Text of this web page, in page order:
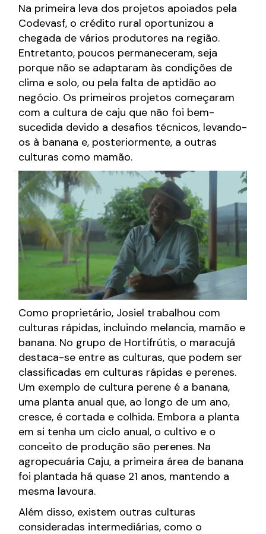
Na primeira leva dos projetos apoiados pela
Codevasf, o crédito rural oportunizou a
chegada de vários produtores na região.
Entretanto, poucos permaneceram, seja
porque não se adaptaram às condições de
clima e solo, ou pela falta de aptidão ao
negócio. Os primeiros projetos começaram
com a cultura de caju que não foi bem-
sucedida devido a desafios técnicos, levando-
os à banana e, posteriormente, a outras
culturas como mamão.
Como proprietário, Josiel trabalhou com
culturas rápidas, incluindo melancia, mamão e
banana. No grupo de Hortifrútis, o maracujá
destaca-se entre as culturas, que podem ser
classificadas em culturas rápidas e perenes.
Um exemplo de cultura perene é a banana,
uma planta anual que, ao longo de um ano,
cresce, é cortada e colhida. Embora a planta
em si tenha um ciclo anual, o cultivo e o
conceito de produção são perenes. Na
agropecuária Caju, a primeira área de banana
foi plantada há quase 21 anos, mantendo a
mesma lavoura.
Além disso, existem outras culturas
consideradas intermediárias, como o